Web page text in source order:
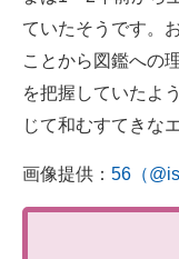
ていたそうです。
ことから図鑑への
を把握していたよ
じて和むすてきな
画像提供： 56（